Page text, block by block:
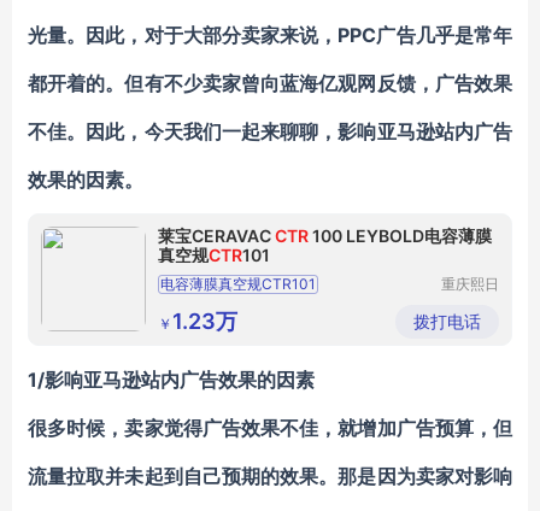
光量。因此，对于大部分卖家来说，PPC广告几乎是常年
都开着的。但有不少卖家曾向蓝海亿观网反馈，广告效果
不佳。因此，今天我们一起来聊聊，影响亚马逊站内广告
效果的因素。
莱宝CERAVACCTR100 LEYBOLD电容薄膜
真空规CTR101
电容薄膜真空规CTR101
莱宝CTR100N真空计
莱宝真空计CTR100
重庆熙日
有限公司
￥ 1.23万 拨打电话
1/影响亚马逊站内广告效果的因素
很多时候，卖家觉得广告效果不佳，就增加广告预算，但
流量拉取并未起到自己预期的效果。那是因为卖家对影响